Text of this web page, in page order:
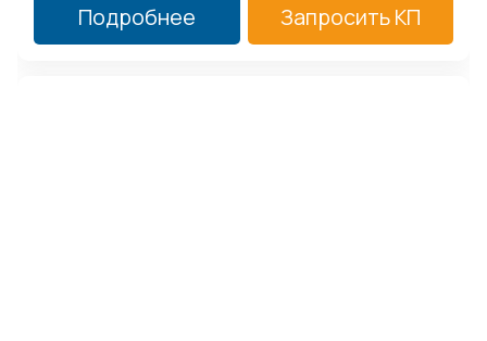
Подробнее Запросить КП